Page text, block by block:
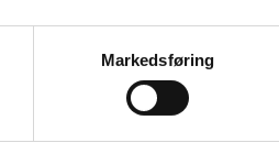
Markedsføring